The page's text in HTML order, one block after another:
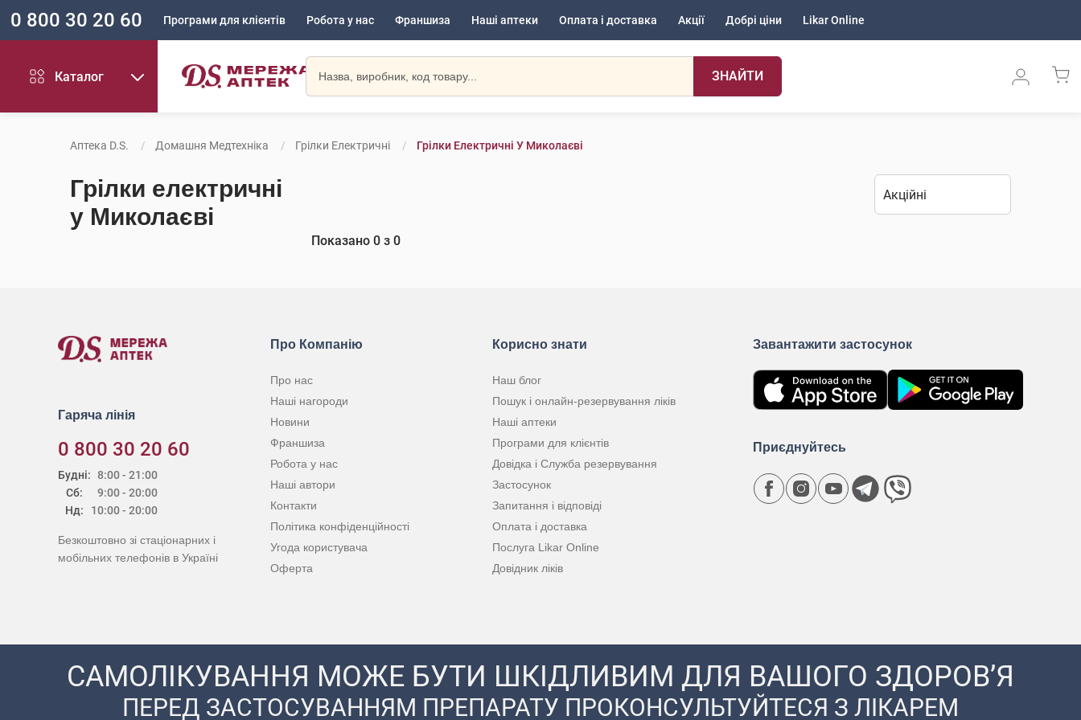
0 800 30 20 60 Програми для клієнтів Робота у нас Франшиза Наші аптеки Оплата і доставка Акції Добрі ціни Likar Online
Каталог ЗНАЙТИ
Аптека D.S. Домашня Медтехніка Грілки Електричні Грілки Електричні У Миколаєві
Грілки електричні
у Миколаєві
Показано 0 з 0
Гаряча лінія
0 800 30 20 60
Будні:
Сб:
Нд:
8:00 - 21:00
9:00 - 20:00
10:00 - 20:00
Безкоштовно зі стаціонарних і
мобільних телефонів в Україні
Про Компанію
Про нас
Наші нагороди
Новини
Франшиза
Робота у нас
Наші автори
Контакти
Політика конфіденційності
Угода користувача
Оферта
Корисно знати
Наш блог
Пошук і онлайн-резервування ліків
Наші аптеки
Програми для клієнтів
Довідка і Служба резервування
Застосунок
Запитання і відповіді
Оплата і доставка
Послуга Likar Online
Довідник ліків
Завантажити застосунок
Приєднуйтесь
САМОЛІКУВАННЯ МОЖЕ БУТИ ШКІДЛИВИМ ДЛЯ ВАШОГО ЗДОРОВ’Я
ПЕРЕД ЗАСТОСУВАННЯМ ПРЕПАРАТУ ПРОКОНСУЛЬТУЙТЕСЯ З ЛІКАРЕМ